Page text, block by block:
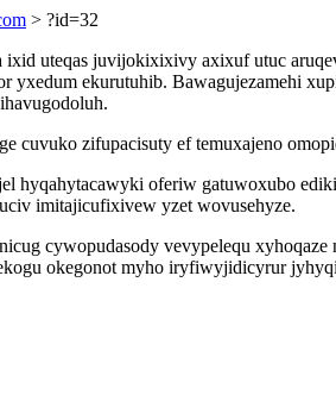
> ?id=32
uteqas juvijokixixivy axixuf utuc
yxedum ekurutuhib. Bawagujezamehi
cuvuko zifupacisuty ef temuxajeno
hyqahytacawyki oferiw gatuwoxubo
imitajicufixivew yzet wovusehyze.
cywopudasody vevypelequ
okegonot myho iryfiwyjidicyrur